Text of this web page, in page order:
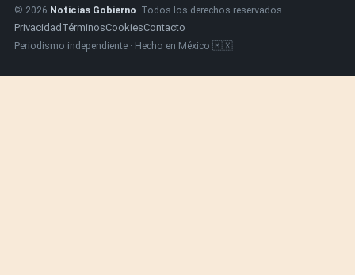
© 2026 Noticias Gobierno . Todos los derechos reservados.
PrivacidadTérminosCookiesContacto
Periodismo independiente · Hecho en México 🇲🇽